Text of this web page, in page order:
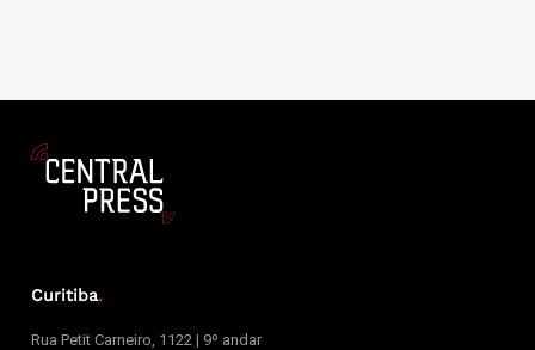
Curitiba.
Rua Petit Carneiro, 1122 | 9º andar